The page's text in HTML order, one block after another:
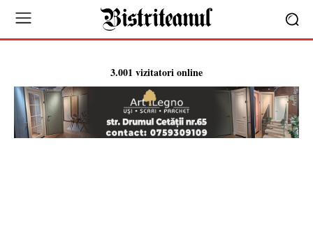
3.001 vizitatori online